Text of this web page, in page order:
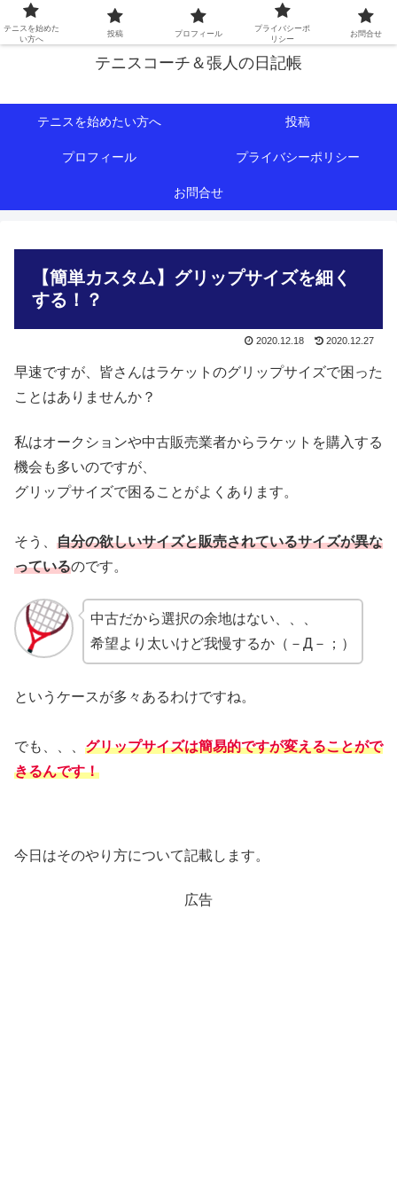
初心者∼中級者向けの情報を中心にテニスライフをサポート！
テニスコーチ＆張人の日記帳
テニスを始めたい方へ 投稿
プロフィール プライバシーポリシー
お問合せ
【簡単カスタム】グリップサイズを細く
する！？
2020.12.18 2020.12.27
早速ですが、皆さんはラケットのグリップサイズで困った
ことはありませんか？
私はオークションや中古販売業者からラケットを購入する
機会も多いのですが、
グリップサイズで困ることがよくあります。
そう、 自分の欲しいサイズと販売されているサイズが異な
っているのです。
中古だから選択の余地はない、、、
希望より太いけど我慢するか（－Д－；）
というケースが多々あるわけですね。
でも、、、 グリップサイズは簡易的ですが変えることがで
きるんです！
今日はそのやり方について記載します。
広告
テニスを始めた
い方へ
投稿 プロフィール
プライバシーポ
リシー
お問合せ